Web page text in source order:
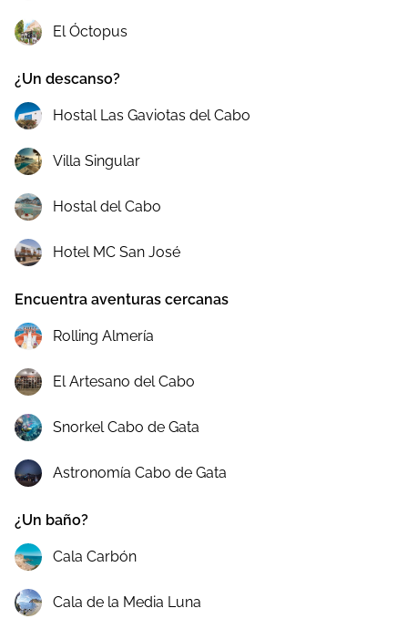
El Óctopus
¿Un descanso?
Hostal Las Gaviotas del Cabo
Villa Singular
Hostal del Cabo
Hotel MC San José
Encuentra aventuras cercanas
Rolling Almería
El Artesano del Cabo
Snorkel Cabo de Gata
Astronomía Cabo de Gata
¿Un baño?
Cala Carbón
Cala de la Media Luna